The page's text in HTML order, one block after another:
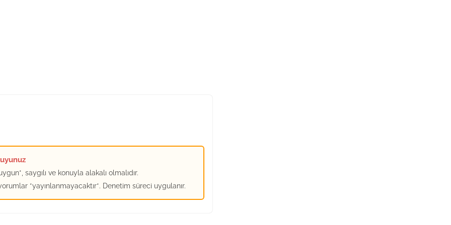
saygılı ve konuyla alakalı olmalıdır.
*yayınlanmayacaktır*. Denetim süreci uygulanır.